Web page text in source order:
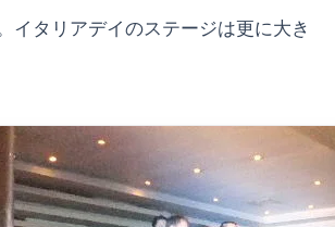
イタリアデイのステージは更に大き